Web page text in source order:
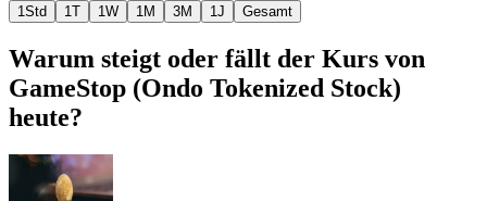
1Std 1T 1W 1M 3M 1J Gesamt
Warum steigt oder fällt der Kurs von
GameStop (Ondo Tokenized Stock)
heute?